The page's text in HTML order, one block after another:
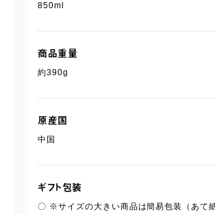
850ml
商品重量
約390g
原産国
中国
ギフト包装
〇 ※サイズの大きい商品は簡易包装（あて